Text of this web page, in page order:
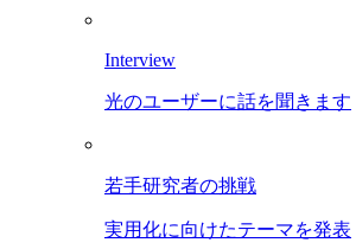
Interview
光のユーザーに話を聞きます
若手研究者の挑戦
実用化に向けたテーマを発表